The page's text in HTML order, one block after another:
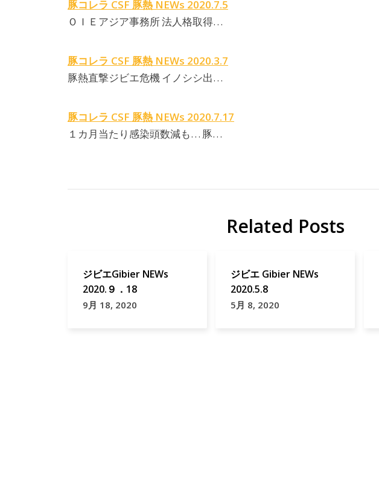
豚コレラ CSF 豚熱 NEWs 2020.7.5
ＯＩＥアジア事務所 法人格取得…
豚コレラ CSF 豚熱 NEWs 2020.3.7
豚熱直撃ジビエ危機 イノシシ出…
豚コレラ CSF 豚熱 NEWs 2020.7.17
１カ月当たり感染頭数減も… 豚…
Related Posts
ジビエGibier NEWs
2020.９．18
9月 18, 2020
ジビエ Gibier NEWs
2020.5.8
5月 8, 2020